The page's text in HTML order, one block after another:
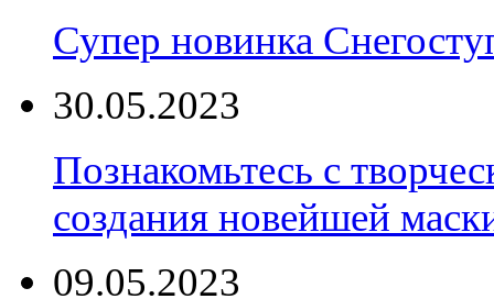
Супер новинка
30.05.2023
Познакомьтесь с
создания новейшей
09.05.2023